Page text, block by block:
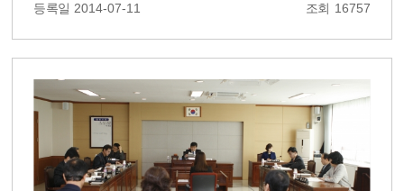
등록일 2014-07-11 조회 16757